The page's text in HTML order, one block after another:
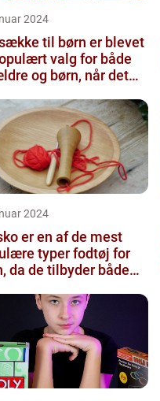
2024
til børn er blevet
valg for både
og børn, når det
2024
er en af de mest
typer fodtøj for
da de tilbyder både